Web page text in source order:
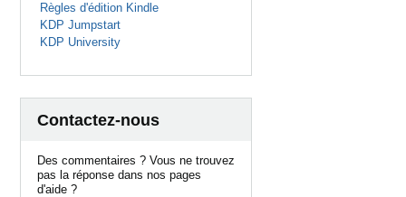
Règles d'édition Kindle
KDP Jumpstart
KDP University
Contactez-nous
Des commentaires ? Vous ne trouvez
pas la réponse dans nos pages
d'aide ?